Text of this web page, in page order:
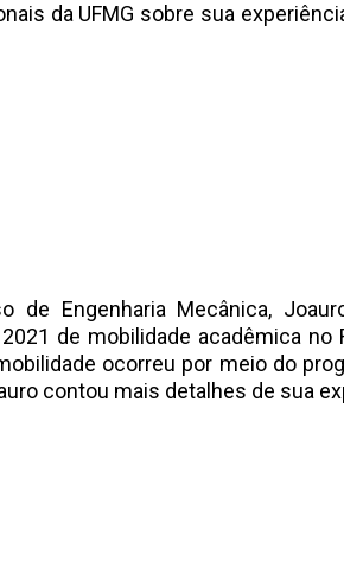
da UFMG sobre sua
de Engenharia Mecânica,
de mobilidade acadêmica no
ocorreu por meio do
contou mais detalhes de sua